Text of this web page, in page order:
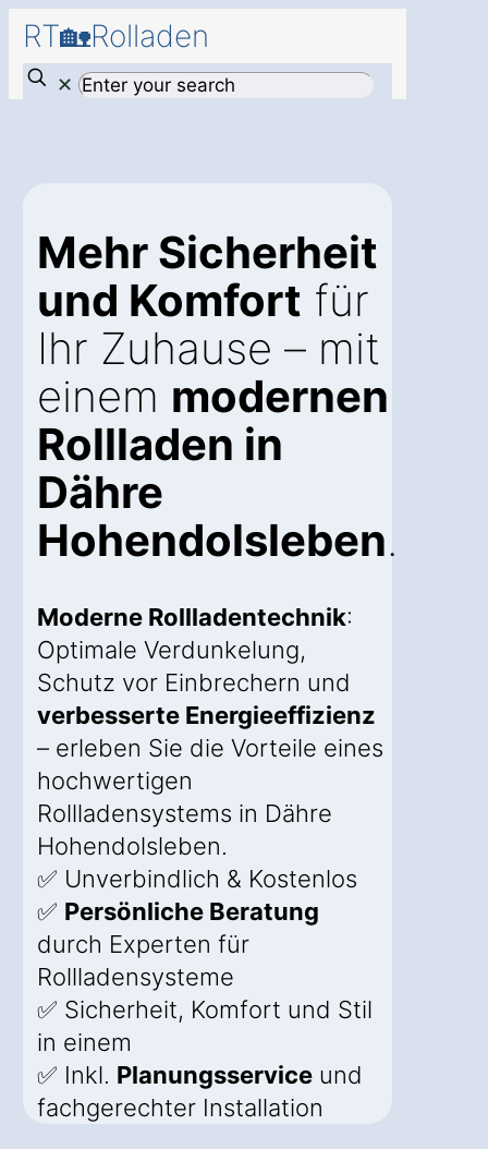
RT🏡Rolladen
✕
Mehr Sicherheit
und Komfort für
Ihr Zuhause – mit
einem modernen
Rollladen in
Dähre
Hohendolsleben.
Moderne Rollladentechnik:
Optimale Verdunkelung,
Schutz vor Einbrechern und
verbesserte Energieeffizienz
– erleben Sie die Vorteile eines
hochwertigen
Rollladensystems in Dähre
Hohendolsleben.
✅ Unverbindlich & Kostenlos
✅ Persönliche Beratung
durch Experten für
Rollladensysteme
✅ Sicherheit, Komfort und Stil
in einem
✅ Inkl. Planungsservice und
fachgerechter Installation